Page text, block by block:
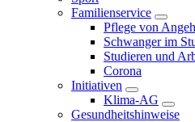
Familienservice
Pflege von
Schwanger im
Studieren und
Corona
Initiativen
Klima-AG
Gesundheitshinweise